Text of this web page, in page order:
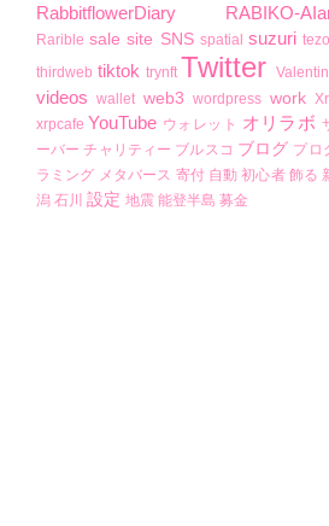
RabbitflowerDiary RABIKO-
Rarible sale site SNS spatial suzuri
thirdweb tiktok trynft Twitter
videos wallet web3 wordpress work
xrpcafe YouTube ウォレット オリラボ
ーバー チャリティー ブルスコ ブログ プロ
ラミング メタバース 寄付 自動 初心者 飾る
潟 石川 設定 地震 能登半島 募金